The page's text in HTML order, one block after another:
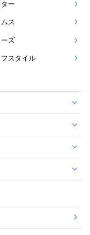
ー
ス
ズ
スタイル